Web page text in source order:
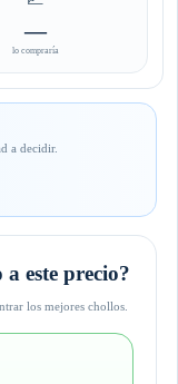
—
lo compraría
a decidir.
este precio?
los mejores chollos.